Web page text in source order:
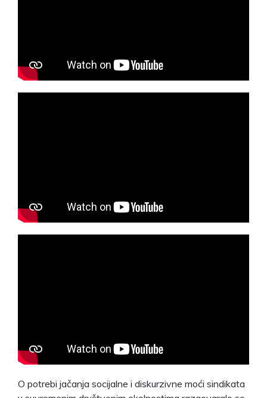
O potrebi jačanja socijalne i diskurzivne moći sindikata